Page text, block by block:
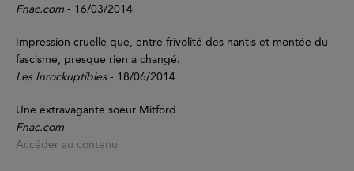
Fnac.com - 16/03/2014
Impression cruelle que, entre frivolité des nantis et montée du
fascisme, presque rien a changé.
Les Inrockuptibles- 18/06/2014
Une extravagante soeur Mitford
Fnac.com
Accéder au contenu